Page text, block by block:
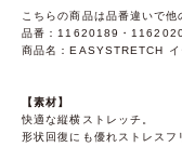
こちらの商品は品番違いで
品番：11620189・
商品名：EASYSTRETCH
【素材】
快適な縦横ストレッチ。
形状回復にも優れストレスフ